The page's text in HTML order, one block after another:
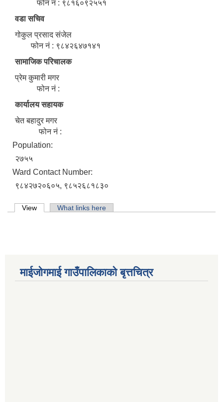
फोन नं : ९८१६०९२५५१
वडा सचिव
गोकुल प्रसाद संजेल
फोन नं : ९८४२६४७१४१
सामाजिक परिचालक
प्रेम कुमारी मगर
फोन नं :
कार्यालय सहायक
चेत बहादुर मगर
फोन नं :
Population:
२७५५
Ward Contact Number:
९८४२७२०६०५, ९८५२६८१८३०
Primary tabs
View (active tab)What links here
माईजोगमाई गाउँपालिकाको बृत्तचित्र